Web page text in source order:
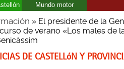
Mundo motor
» El presidente de la
de verano «Los males de
DE CASTELLóN Y